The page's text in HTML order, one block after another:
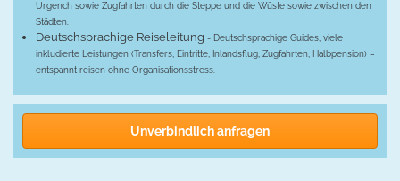
Urgench sowie Zugfahrten durch die Steppe und die Wüste sowie zwischen den
Städten.
Deutschsprachige Reiseleitung - Deutschsprachige Guides, viele
inkludierte Leistungen (Transfers, Eintritte, Inlandsflug, Zugfahrten, Halbpension) –
entspannt reisen ohne Organisationsstress.
Unverbindlich anfragen